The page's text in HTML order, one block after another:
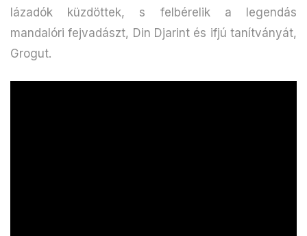
lázadók küzdöttek, s felbérelik a legendás
mandalóri fejvadászt, Din Djarint és ifjú tanítványát,
Grogut.